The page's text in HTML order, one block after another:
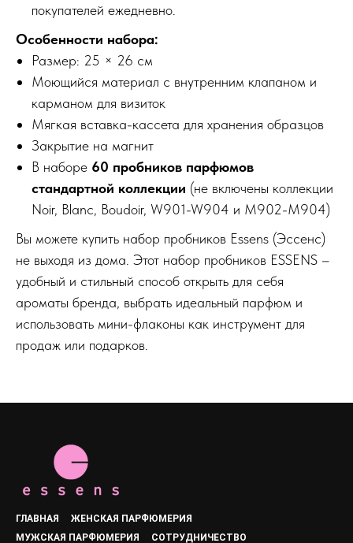
покупателей ежедневно.
Особенности набора:
Размер: 25 × 26 см
Моющийся материал с внутренним клапаном и
карманом для визиток
Мягкая вставка-кассета для хранения образцов
Закрытие на магнит
В наборе 60 пробников парфюмов
стандартной коллекции (не включены коллекции
Noir, Blanc, Boudoir, W901-W904 и M902-M904)
Вы можете купить набор пробников Essens (Эссенс)
не выходя из дома. Этот набор пробников ESSENS –
удобный и стильный способ открыть для себя
ароматы бренда, выбрать идеальный парфюм и
использовать мини-флаконы как инструмент для
продаж или подарков.
ГЛАВНАЯ
ЖЕНСКАЯ ПАРФЮМЕРИЯ
МУЖСКАЯ ПАРФЮМЕРИЯ
СОТРУДНИЧЕСТВО